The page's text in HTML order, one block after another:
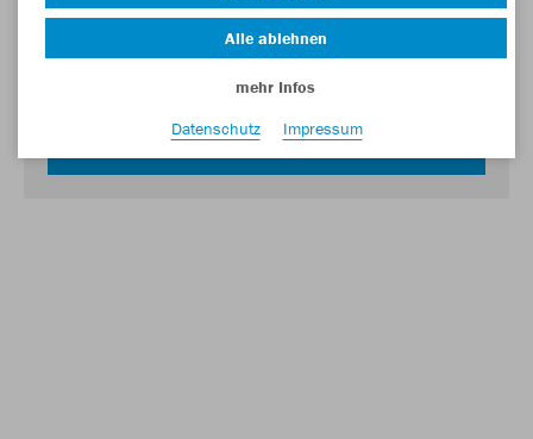
JETZT EINLOGGEN
Alle ablehnen
mehr Infos
Datenschutz
Impressum